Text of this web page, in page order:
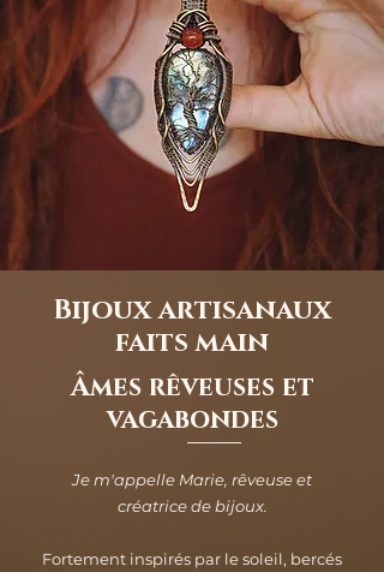
Bijoux artisanaux
faits main
Âmes rêveuses et
vagabondes
Je m'appelle Marie, rêveuse et
créatrice de bijoux.
Fortement inspirés par le soleil, bercés